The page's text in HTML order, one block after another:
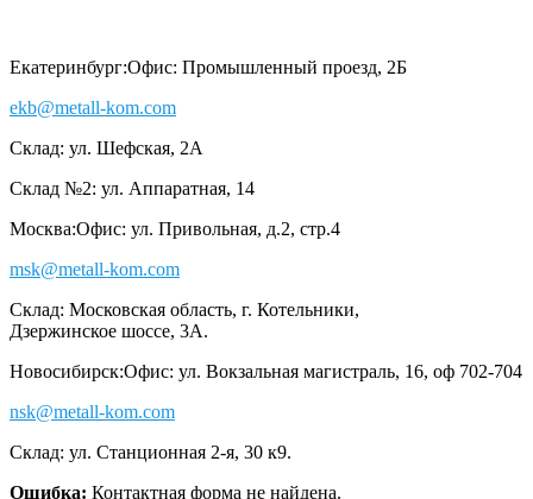
Екатеринбург:Офис: Промышленный проезд, 2Б
ekb@metall-kom.com
Склад: ул. Шефская, 2А
Склад №2: ул. Аппаратная, 14
Москва:Офис: ул. Привольная, д.2, стр.4
msk@metall-kom.com
Склад: Московская область, г. Котельники,
Дзержинское шоссе, 3А.
Новосибирск:Офис: ул. Вокзальная магистраль, 16, оф 702-704
nsk@metall-kom.com
Склад: ул. Станционная 2-я, 30 к9.
Ошибка: Контактная форма не найдена.